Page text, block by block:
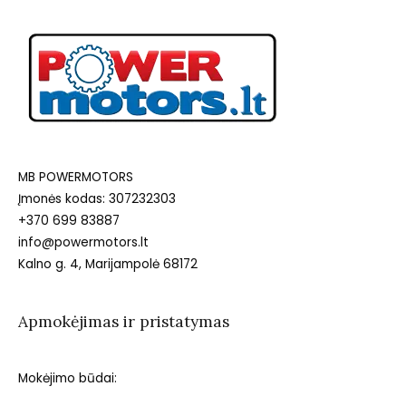
MB POWERMOTORS
Įmonės kodas: 307232303
+370 699 83887
info@powermotors.lt
Kalno g. 4, Marijampolė 68172
Apmokėjimas ir pristatymas
Mokėjimo būdai: